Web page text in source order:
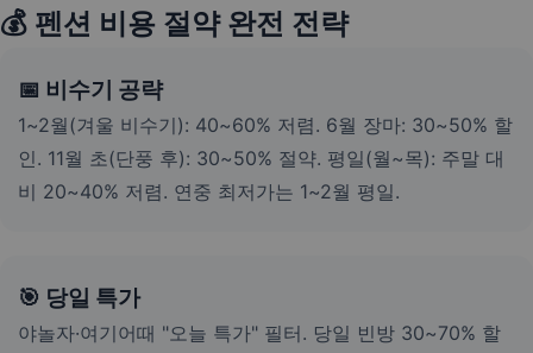
💰 펜션 비용 절약 완전 전략
📅 비수기 공략
1~2월(겨울 비수기): 40~60% 저렴. 6월 장마: 30~50% 할
인. 11월 초(단풍 후): 30~50% 절약. 평일(월~목): 주말 대
비 20~40% 저렴. 연중 최저가는 1~2월 평일.
🎯 당일 특가
야놀자·여기어때 "오늘 특가" 필터. 당일 빈방 30~70% 할